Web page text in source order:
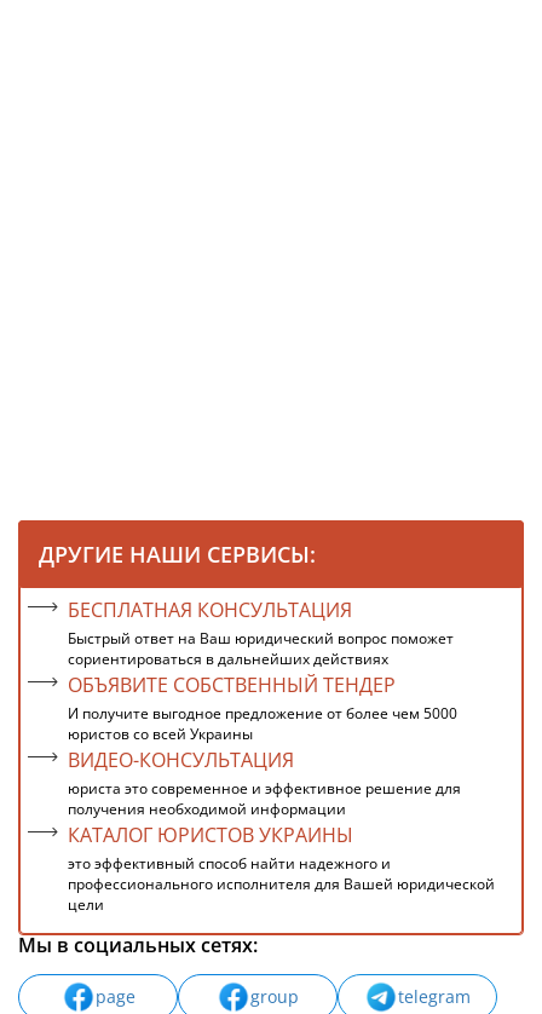
ДРУГИЕ НАШИ СЕРВИСЫ:
БЕСПЛАТНАЯ КОНСУЛЬТАЦИЯ
Быстрый ответ на Ваш юридический вопрос поможет
сориентироваться в дальнейших действиях
ОБЪЯВИТЕ СОБСТВЕННЫЙ ТЕНДЕР
И получите выгодное предложение от более чем 5000
юристов со всей Украины
ВИДЕО-КОНСУЛЬТАЦИЯ
юриста это современное и эффективное решение для
получения необходимой информации
КАТАЛОГ ЮРИСТОВ УКРАИНЫ
это эффективный способ найти надежного и
профессионального исполнителя для Вашей юридической
цели
Мы в социальных сетях:
page group
telegram